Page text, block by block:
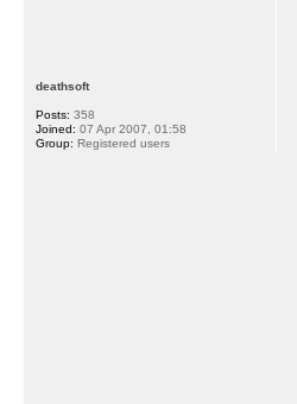
deathsoft
Posts: 358
Joined: 07 Apr 2007, 01:58
Group: Registered users